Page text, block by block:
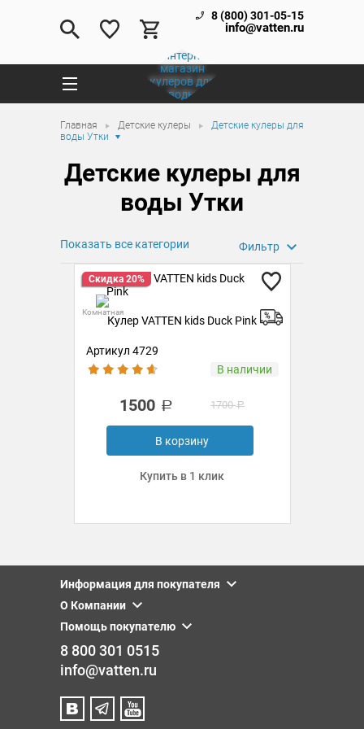
8 (800) 301-05-15
info@vatten.ru
Главная Детские кулеры
Детские кулеры для
воды Утки
Детские кулеры для
воды Утки
Показать все категории Фильтр
Скидка 20%
Комнатная
Кулер VATTEN kids Duck Pink
Артикул 4729
В наличии
1500 1700
В корзину
Купить в 1 клик
Информация для покупателя
О Компании
Помощь покупателю
8 800 301 0515
info@vatten.ru